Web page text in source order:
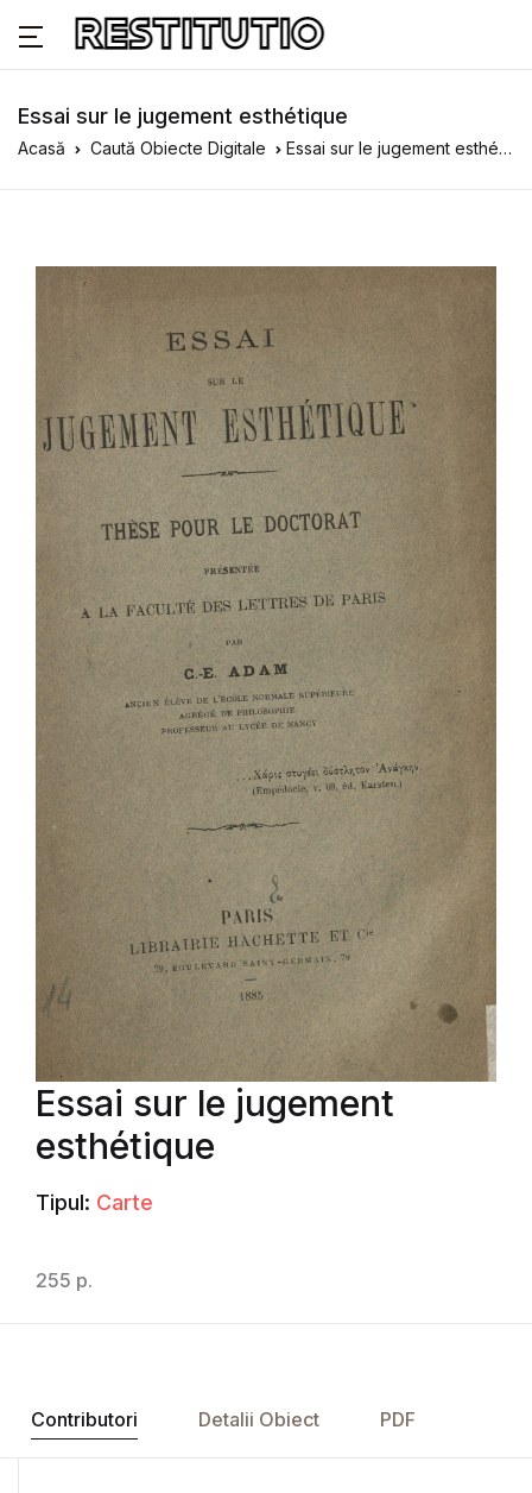
Essai sur le jugement esthétique
Acasă Caută Obiecte Digitale Essai sur le jugement esthétique
Essai sur le jugement
esthétique
Tipul: Carte
255 p.
Contributori Detalii Obiect PDF